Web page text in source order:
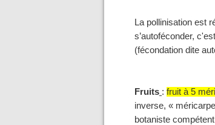
La pollinisation est
s’autoféconder,
(fécondation dite
Fruits : fruit à 5
inverse, «
botaniste